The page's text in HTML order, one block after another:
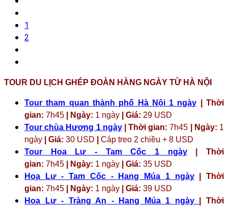
1
2
TOUR DU LỊCH GHÉP ĐOÀN HÀNG NGÀY TỪ HÀ NỘI
Tour tham quan thành phố Hà Nội 1 ngày | Thời
gian: 7h45 | Ngày: 1 ngày | Giá: 29 USD
Tour chùa Hương 1 ngày| Thời gian: 7h45 | Ngày: 1
ngày | Giá: 30 USD
Cáp treo 2 chiều + 8 USD
Tour Hoa Lư - Tam Cốc 1 ngày| Thời
gian: 7h45 | Ngày: 1 ngày | Giá: 35 USD
Hoa Lư - Tam Cốc - Hang Múa 1 ngày| Thời
gian: 7h45 | Ngày: 1 ngày | Giá: 39 USD
Hoa Lư - Tràng An - Hang Múa 1 ngày
| Thời